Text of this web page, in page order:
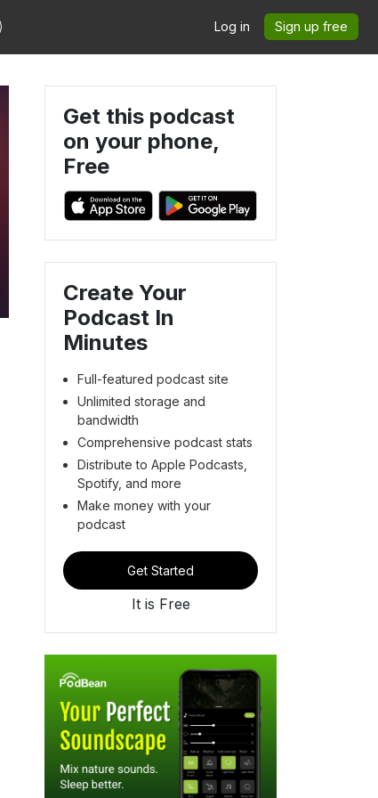
Log in Sign up free
Get this podcast
on your phone,
Free
Create Your
Podcast In
Minutes
Full-featured podcast site
Unlimited storage and
bandwidth
Comprehensive podcast stats
Distribute to Apple Podcasts,
Spotify, and more
Make money with your
podcast
Get Started
It is Free